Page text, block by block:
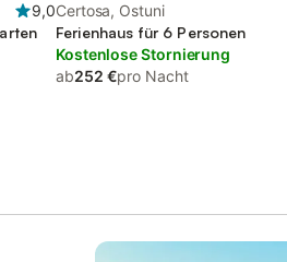
9,0Certosa, Ostuni
Ferienhaus für 6 Personen
Kostenlose Stornierung
ab252 €pro Nacht